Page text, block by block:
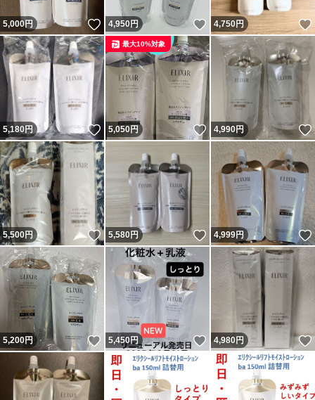
5,000円 いいね！
4,950円 いいね！
4,750円
5,180円 いいね！
5,050円 いいね！
最大10%対象
4,990円
5,500円 いいね！
5,580円 いいね！
4,999円
5,200円 いいね！
5,450円 いいね！
4,980円